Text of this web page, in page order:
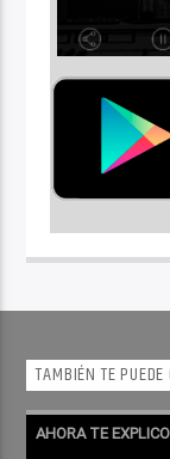
TAMBIÉN TE PUEDE
AHORA TE EXPLICO